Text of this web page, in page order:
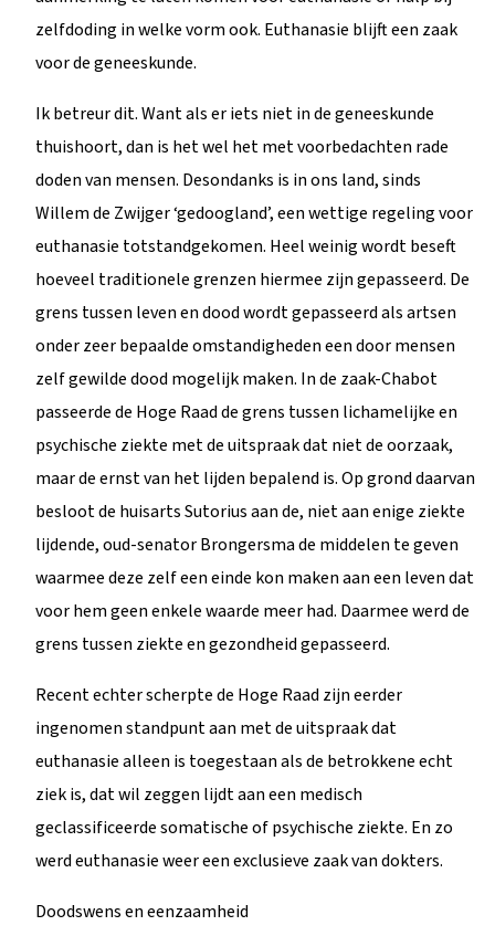
zelfdoding in welke vorm ook. Euthanasie blijft een zaak
voor de geneeskunde.
Ik betreur dit. Want als er iets niet in de geneeskunde
thuishoort, dan is het wel het met voorbedachten rade
doden van mensen. Desondanks is in ons land, sinds
Willem de Zwijger ‘gedoogland’, een wettige regeling voor
euthanasie totstandgekomen. Heel weinig wordt beseft
hoeveel traditionele grenzen hiermee zijn gepasseerd. De
grens tussen leven en dood wordt gepasseerd als artsen
onder zeer bepaalde omstandigheden een door mensen
zelf gewilde dood mogelijk maken. In de zaak-Chabot
passeerde de Hoge Raad de grens tussen lichamelijke en
psychische ziekte met de uitspraak dat niet de oorzaak,
maar de ernst van het lijden bepalend is. Op grond daarvan
besloot de huisarts Sutorius aan de, niet aan enige ziekte
lijdende, oud-senator Brongersma de middelen te geven
waarmee deze zelf een einde kon maken aan een leven dat
voor hem geen enkele waarde meer had. Daarmee werd de
grens tussen ziekte en gezondheid gepasseerd.
Recent echter scherpte de Hoge Raad zijn eerder
ingenomen standpunt aan met de uitspraak dat
euthanasie alleen is toegestaan als de betrokkene echt
ziek is, dat wil zeggen lijdt aan een medisch
geclassificeerde somatische of psychische ziekte. En zo
werd euthanasie weer een exclusieve zaak van dokters.
Doodswens en eenzaamheid